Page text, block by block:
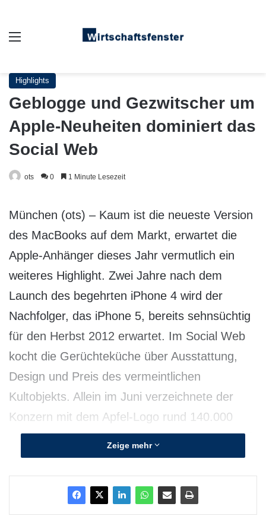
Highlights
Geblogge und Gezwitscher um
Apple-Neuheiten dominiert das
Social Web
ots 0 1 Minute Lesezeit
München (ots) – Kaum ist die neueste Version
des MacBooks auf dem Markt, erwartet die
Apple-Anhänger dieses Jahr vermutlich ein
weiteres Highlight. Zwei Jahre nach dem
Launch des begehrten iPhone 4 wird der
Nachfolger, das iPhone 5, bereits sehnsüchtig
für den Herbst 2012 erwartet. Im Social Web
kocht die Gerüchteküche über Ausstattung,
Design und Preis des vermeintlichen
Kultobjekts. Allein im Juni verzeichnete der
Konzern mit dem Apfel-Logo rund 140.000
Social Media-Treffer in Blogs, Foren sowie auf
Facebook und Twitter und verweist seinen
größten Wettbewerber Samsung damit auf die
Ersatzbank. Das ergibt eine Untersuchung von
Web-Analyzer.com. Analysiert wurde, wie
Zeige mehr